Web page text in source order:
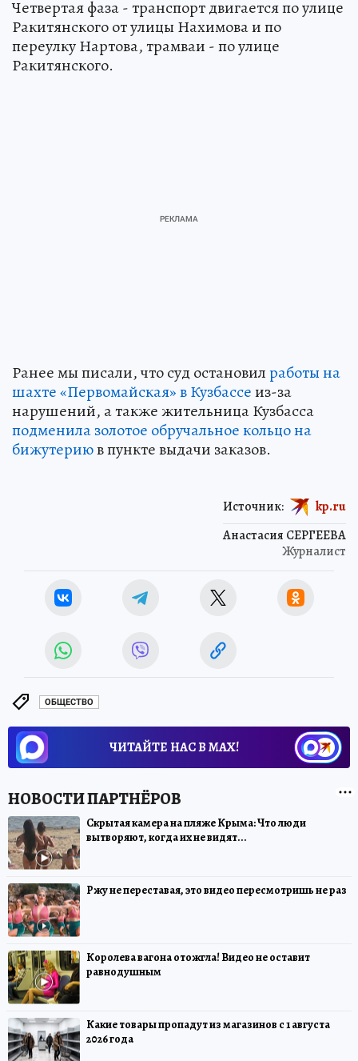
Четвертая фаза - транспорт двигается по улице
Ракитянского от улицы Нахимова и по
переулку Нартова, трамваи - по улице
Ракитянского.
Ранее мы писали, что суд остановилработы на
шахте «Первомайская» в Кузбассеиз-за
нарушений, а также жительница Кузбасса
подменила золотое обручальное кольцо на
бижутериюв пункте выдачи заказов.
Анастасия СЕРГЕЕВА
Журналист
Источник: kp.ru
ОБЩЕСТВО
ЧИТАЙТЕ НАС В МАХ!
Скрытая камера на пляже Крыма: Что люди
вытворяют, когда их не видят...
Ржу не переставая, это видео пересмотришь не раз
Королева вагона отожгла! Видео не оставит
равнодушным
Какие товары пропадут из магазинов с 1 августа
2026 года